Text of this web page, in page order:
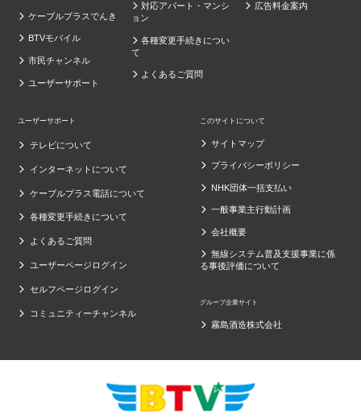
ケーブルプラスでんき
BTVモバイル
市民チャンネル
ユーザーサポート
対応アパート・マンシ
ョン
各種変更手続きについ
て
よくあるご質問
広告料金案内
ユーザーサポート
テレビについて
インターネットについて
ケーブルプラス電話について
各種変更手続きについて
よくあるご質問
ユーザーページログイン
セルフページログイン
コミュニティーチャンネル
このサイトについて
サイトマップ
プライバシーポリシー
NHK団体一括支払い
一般事業主行動計画
会社概要
無線システム普及支援事業に係
る事後評価について
グループ企業サイト
霧島酒造株式会社